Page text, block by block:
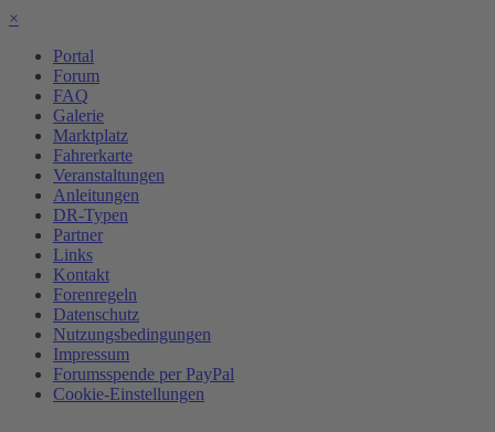
×
Portal
Forum
FAQ
Galerie
Marktplatz
Fahrerkarte
Veranstaltungen
Anleitungen
DR-Typen
Partner
Links
Kontakt
Forenregeln
Datenschutz
Nutzungsbedingungen
Impressum
Forumsspende per PayPal
Cookie-Einstellungen